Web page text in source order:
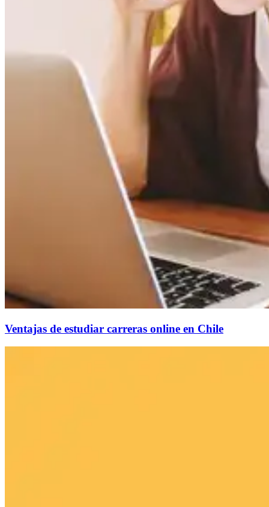
Ventajas de estudiar carreras online en Chile